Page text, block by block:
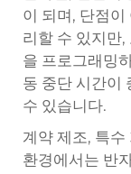
이 되며, 단점
리할 수 있지만
을 프로그래밍
동 중단 시간이
수 있습니다.
계약 제조, 특
환경에서는 반